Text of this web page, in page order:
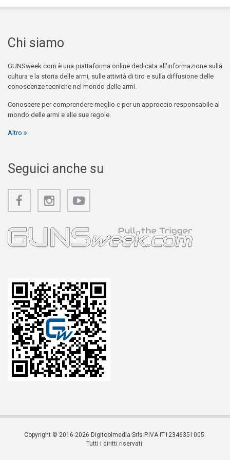
Chi siamo
GUNSweek.com è una piattaforma online dedicata all'informazione sulla
cultura e la storia delle armi, sulle attività di tiro e sulla diffusione delle
conoscenze tecniche nel mondo delle armi.
Conoscere per comprendere meglio e per un approccio responsabile al
mondo delle armi e alle sue regole.
Altro
Seguici anche su
Copyright © 2016-2026 Digitoolmedia Srls P.IVA IT12346351005.
Tutti i diritti riservati.